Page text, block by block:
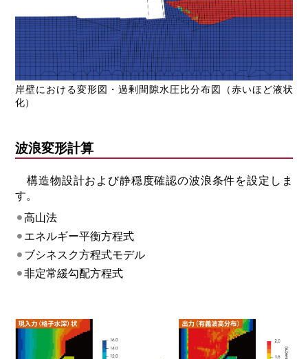
岸壁における変形図・過剰間隙水圧比分布図（赤いほど液状
化）
波浪変形計算
構造物設計および静穏度確認の波浪条件を設定しま
す。
高山法
エネルギー平衡方程式
ブシネスク方程式モデル
非定常緩勾配方程式